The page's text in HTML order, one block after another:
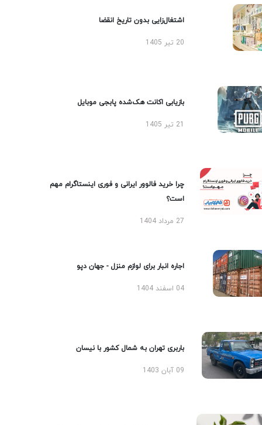
اشتغال‌زایی بدون تاریخ انقضا
20 تیر 1405
بازیابی اکانت هک‌شده پابجی موبایل
چرا خرید فالوور ایرانی و فوری اینستاگرام مهم
است؟
27 مرداد 1404
اجاره انبار برای لوازم منزل - جهان دپو
04 اسفند 1404
باربری تهران به شمال کشور با نیسان
09 آبان 1403